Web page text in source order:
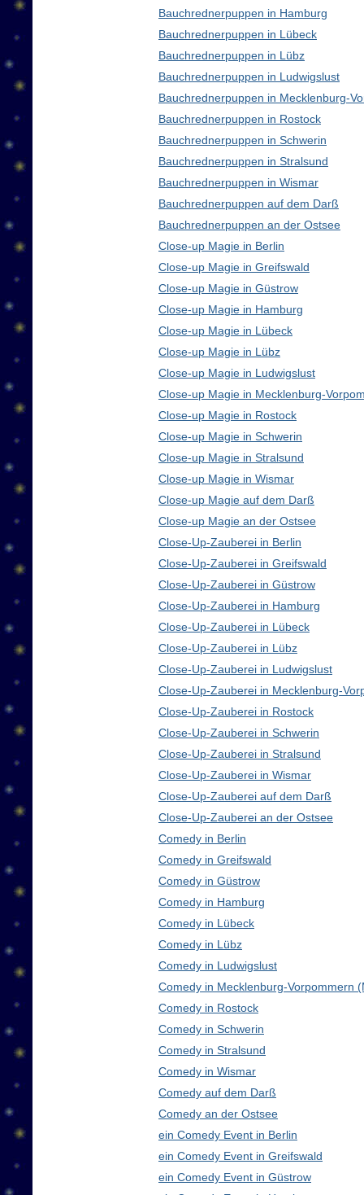
Bauchrednerpuppen in Hamburg
Bauchrednerpuppen in Lübeck
Bauchrednerpuppen in Lübz
Bauchrednerpuppen in Ludwigslust
Bauchrednerpuppen in Mecklenburg-
Bauchrednerpuppen in Rostock
Bauchrednerpuppen in Schwerin
Bauchrednerpuppen in Stralsund
Bauchrednerpuppen in Wismar
Bauchrednerpuppen auf dem Darß
Bauchrednerpuppen an der Ostsee
Close-up Magie in Berlin
Close-up Magie in Greifswald
Close-up Magie in Güstrow
Close-up Magie in Hamburg
Close-up Magie in Lübeck
Close-up Magie in Lübz
Close-up Magie in Ludwigslust
Close-up Magie in Mecklenburg-
Close-up Magie in Rostock
Close-up Magie in Schwerin
Close-up Magie in Stralsund
Close-up Magie in Wismar
Close-up Magie auf dem Darß
Close-up Magie an der Ostsee
Close-Up-Zauberei in Berlin
Close-Up-Zauberei in Greifswald
Close-Up-Zauberei in Güstrow
Close-Up-Zauberei in Hamburg
Close-Up-Zauberei in Lübeck
Close-Up-Zauberei in Lübz
Close-Up-Zauberei in Ludwigslust
Close-Up-Zauberei in Mecklenburg-
Close-Up-Zauberei in Rostock
Close-Up-Zauberei in Schwerin
Close-Up-Zauberei in Stralsund
Close-Up-Zauberei in Wismar
Close-Up-Zauberei auf dem Darß
Close-Up-Zauberei an der Ostsee
Comedy in Berlin
Comedy in Greifswald
Comedy in Güstrow
Comedy in Hamburg
Comedy in Lübeck
Comedy in Lübz
Comedy in Ludwigslust
Comedy in Mecklenburg-Vorpommern
Comedy in Rostock
Comedy in Schwerin
Comedy in Stralsund
Comedy in Wismar
Comedy auf dem Darß
Comedy an der Ostsee
ein Comedy Event in Berlin
ein Comedy Event in Greifswald
ein Comedy Event in Güstrow